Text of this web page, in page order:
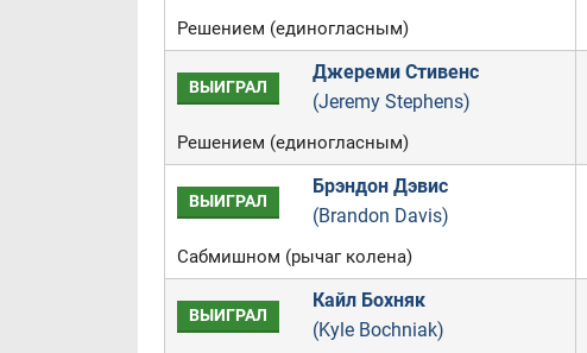
Решением (единогласным)
ВЫИГРАЛ
Джереми Стивенс
(Jeremy Stephens)
Решением (единогласным)
ВЫИГРАЛ
Брэндон Дэвис
(Brandon Davis)
Сабмишном (рычаг колена)
ВЫИГРАЛ
Кайл Бохняк
(Kyle Bochniak)